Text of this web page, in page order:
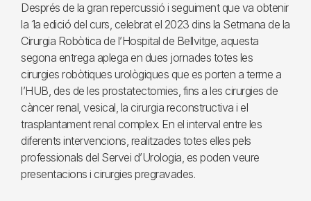
Després de la gran repercussió i seguiment que va obtenir
la 1a edició del curs, celebrat el 2023 dins la Setmana de la
Cirurgia Robòtica de l’Hospital de Bellvitge, aquesta
segona entrega aplega en dues jornades totes les
cirurgies robòtiques urològiques que es porten a terme a
l’HUB, des de les prostatectomies, fins a les cirurgies de
càncer renal, vesical, la cirurgia reconstructiva i el
trasplantament renal complex. En el interval entre les
diferents intervencions, realitzades totes elles pels
professionals del Servei d’Urologia, es poden veure
presentacions i cirurgies pregravades.